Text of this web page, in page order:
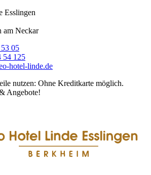
Esslingen
am Neckar
05
54 125
hotel-linde.de
nutzen: Ohne Kreditkarte möglich.
Angebote!